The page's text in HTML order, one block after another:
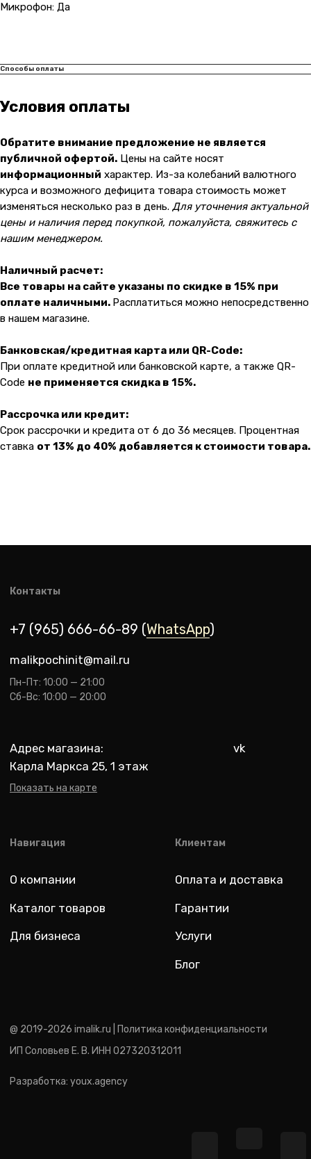
Микрофон: Да
Способы оплаты
Условия оплаты
Обратите внимание предложение не является
публичной офертой. Цены на сайте носят
информационный характер. Из-за колебаний валютного
курса и возможного дефицита товара стоимость может
изменяться несколько раз в день. Для уточнения актуальной
цены и наличия перед покупкой, пожалуйста, свяжитесь с
нашим менеджером.
Наличный расчет:
Все товары на сайте указаны по скидке в 15% при
оплате наличными. Расплатиться можно непосредственно
в нашем магазине.
Банковская/кредитная карта или QR-Code:
При оплате кредитной или банковской карте, а также QR-
Code не применяется скидка в 15%.
Рассрочка или кредит:
Срок рассрочки и кредита от 6 до 36 месяцев. Процентная
ставка от 13% до 40% добавляется к стоимости товара.
Клиентам
Услуги
Блог
+7 (965) 666-66-8
Адрес магазина:
Карла Маркса 25, 1 этаж
Показать на карте
Пн-Пт: 10:00 — 21:00
Навигация
Каталог товаров
Для бизнеса
@ 2019-2026 imalik.ru |Политика конфиденциальности
ИП Соловьев Е. В. ИНН 027320312011